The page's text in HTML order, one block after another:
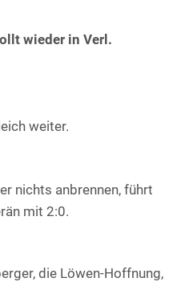
wieder in Verl.
weiter.
nichts anbrennen, führt
mit 2:0.
die Löwen-Hoffnung,